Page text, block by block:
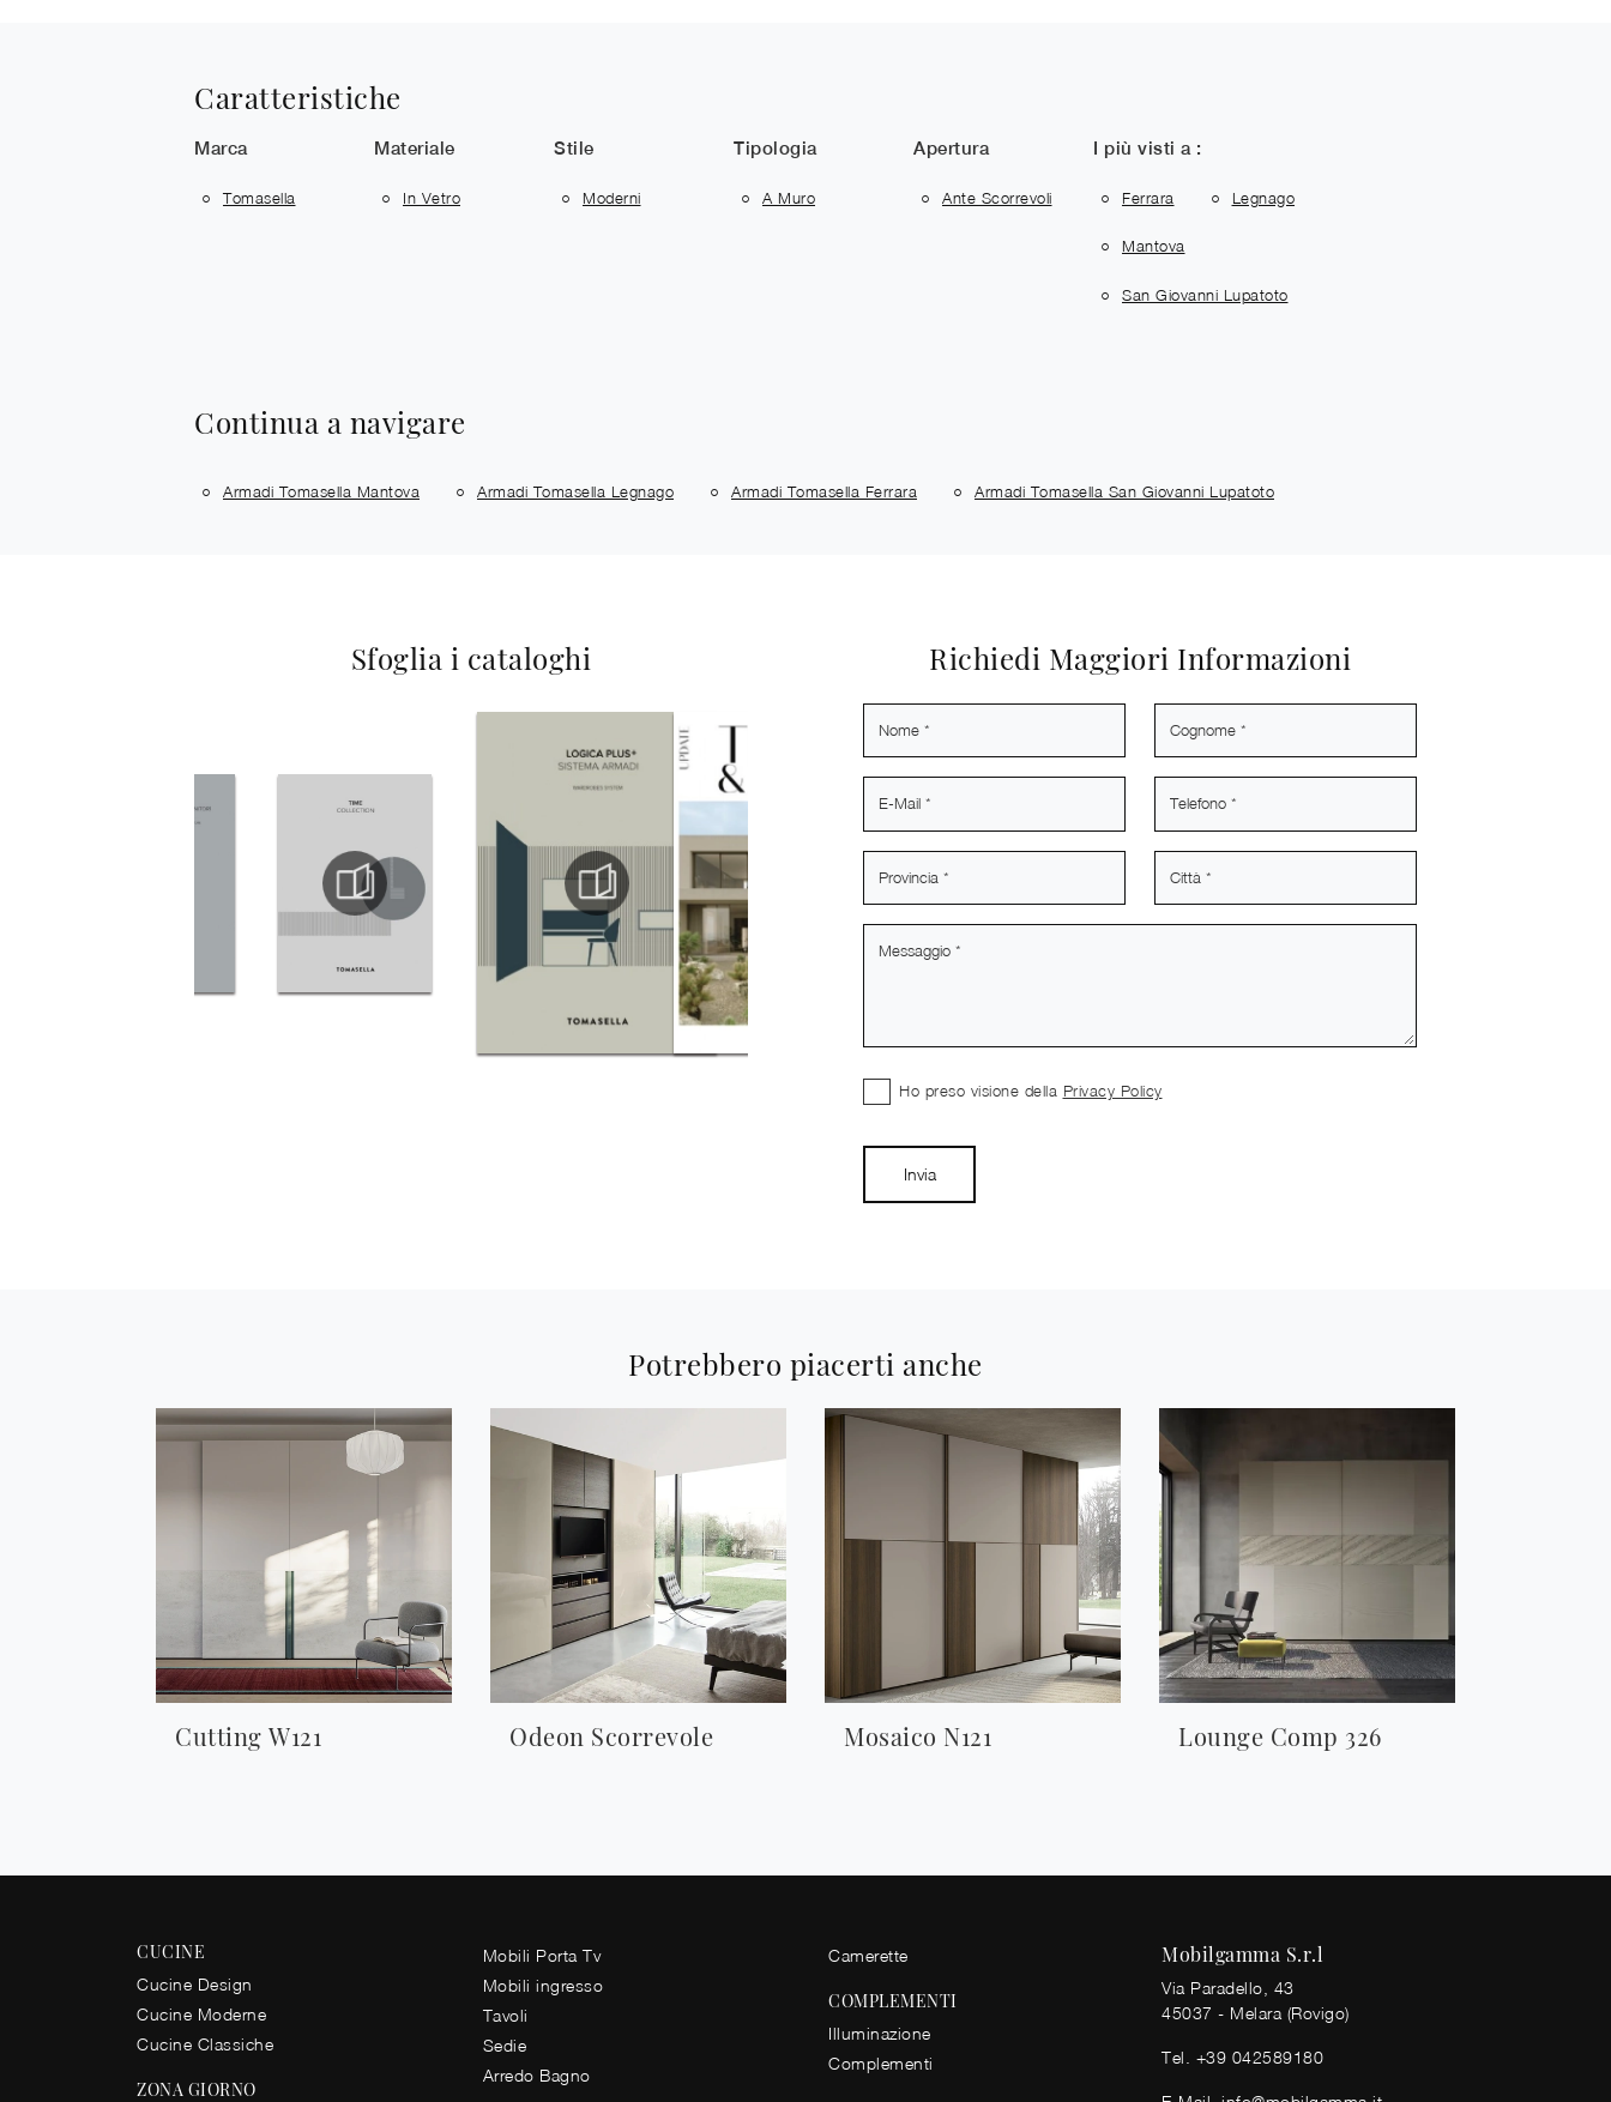
Caratteristiche
Marca
Tomasella
Materiale
In Vetro
Stile
Moderni
Tipologia
A Muro
Apertura
Ante Scorrevoli
I più visti a :
Ferrara Legnago
Mantova
San Giovanni Lupatoto
Continua a navigare
Armadi Tomasella Mantova Armadi Tomasella Legnago Armadi Tomasella Ferrara Armadi Tomasella San Giovanni Lupatoto
Sfoglia i cataloghi Richiedi Maggiori Informazioni
Ho preso visione della Privacy Policy
Invia
Potrebbero piacerti anche
Cutting W121 Odeon Scorrevole Mosaico N121 Lounge Comp 326
CUCINE
Cucine Design
Cucine Moderne
Cucine Classiche
ZONA GIORNO
Mobili Porta Tv
Mobili ingresso
Tavoli
Sedie
Arredo Bagno
Camerette
COMPLEMENTI
Illuminazione
Complementi
Mobilgamma S.r.l
Via Paradello, 43
45037 - Melara (Rovigo)
Tel. +39 042589180